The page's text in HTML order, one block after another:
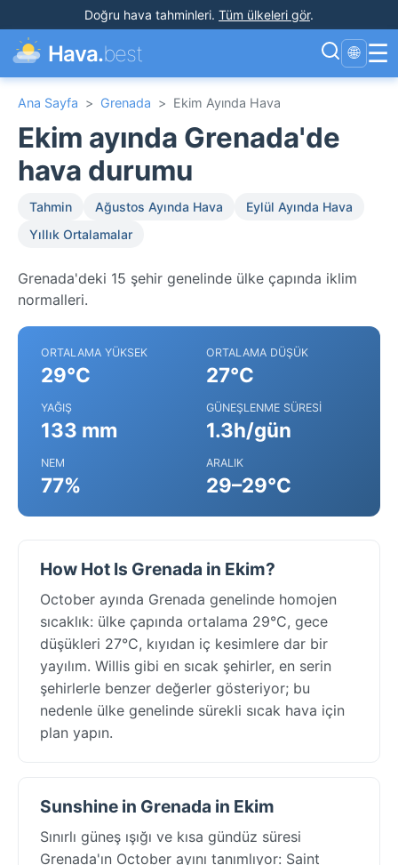
Doğru hava tahminleri. Tüm ülkeleri gör.
Hava.best 🌐 ☰
Ana Sayfa > Grenada > Ekim Ayında Hava
Ekim ayında Grenada'de
hava durumu
Tahmin Ağustos Ayında Hava
Eylül Ayında Hava
Yıllık Ortalamalar
Grenada'deki 15 şehir genelinde ülke çapında iklim
normalleri.
ORTALAMA YÜKSEK
29°C
ORTALAMA DÜŞÜK
27°C
YAĞIŞ
133 mm
GÜNEŞLENME SÜRESI
1.3h/gün
NEM
77%
ARALIK
29–29°C
How Hot Is Grenada in Ekim?
October ayında Grenada genelinde homojen
sıcaklık: ülke çapında ortalama 29°C, gece
düşükleri 27°C, kıyıdan iç kesimlere dar bir
yayılım. Willis gibi en sıcak şehirler, en serin
şehirlerle benzer değerler gösteriyor; bu
nedenle ülke genelinde sürekli sıcak hava için
plan yapın.
Sunshine in Grenada in Ekim
Sınırlı güneş ışığı ve kısa gündüz süresi
Grenada'ın October ayını tanımlıyor: Saint